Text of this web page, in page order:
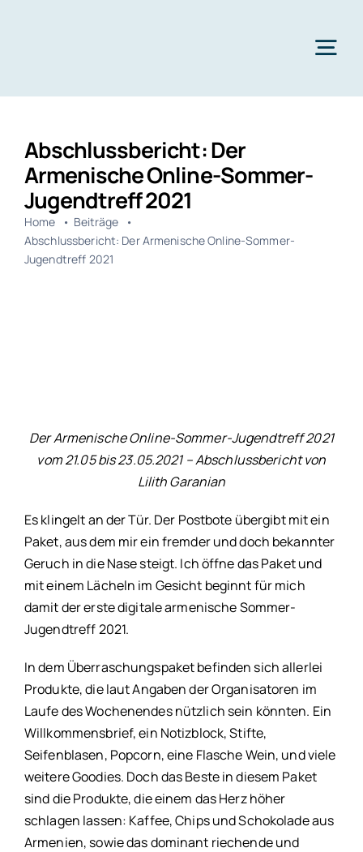
Über uns
Jugendtreff
Abschlussbericht: Der
Armenische Online-Sommer-
Jugendtreff 2021
Home
Beiträge
Abschlussbericht: Der Armenische Online-Sommer-
Jugendtreff 2021
Der Armenische Online-Sommer-Jugendtreff 2021
vom 21.05 bis 23.05.2021 – Abschlussbericht von
Lilith Garanian
Es klingelt an der Tür. Der Postbote übergibt mit ein
Paket, aus dem mir ein fremder und doch bekannter
Geruch in die Nase steigt. Ich öffne das Paket und
mit einem Lächeln im Gesicht beginnt für mich
damit der erste digitale armenische Sommer-
Jugendtreff 2021.
In dem Überraschungspaket befinden sich allerlei
Produkte, die laut Angaben der Organisatoren im
Laufe des Wochenendes nützlich sein könnten. Ein
Willkommensbrief, ein Notizblock, Stifte,
Seifenblasen, Popcorn, eine Flasche Wein, und viele
weitere Goodies. Doch das Beste in diesem Paket
sind die Produkte, die einem das Herz höher
schlagen lassen: Kaffee, Chips und Schokolade aus
Armenien, sowie das dominant riechende und